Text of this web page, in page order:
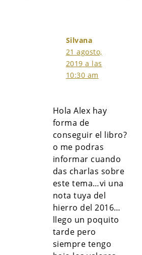
Silvana
21 agosto,
2019 a las
10:30 am
Hola Alex hay
forma de
conseguir el libro?
o me podras
informar cuando
das charlas sobre
este tema…vi una
nota tuya del
hierro del 2016…
llego un poquito
tarde pero
siempre tengo